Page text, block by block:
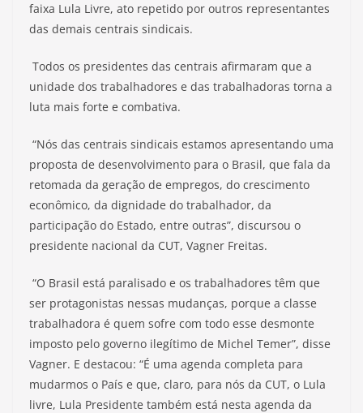
faixa Lula Livre, ato repetido por outros representantes
das demais centrais sindicais.
Todos os presidentes das centrais afirmaram que a
unidade dos trabalhadores e das trabalhadoras torna a
luta mais forte e combativa.
“Nós das centrais sindicais estamos apresentando uma
proposta de desenvolvimento para o Brasil, que fala da
retomada da geração de empregos, do crescimento
econômico, da dignidade do trabalhador, da
participação do Estado, entre outras”, discursou o
presidente nacional da CUT, Vagner Freitas.
“O Brasil está paralisado e os trabalhadores têm que
ser protagonistas nessas mudanças, porque a classe
trabalhadora é quem sofre com todo esse desmonte
imposto pelo governo ilegítimo de Michel Temer”, disse
Vagner. E destacou: “É uma agenda completa para
mudarmos o País e que, claro, para nós da CUT, o Lula
livre, Lula Presidente também está nesta agenda da